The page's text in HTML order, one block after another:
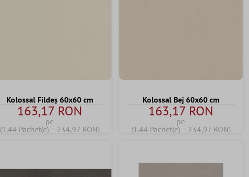
Kolossal Fildeş 60x60 cm
163,17 RON
pe
(1.44 Pachet(e) = 234,97 RON)
Kolossal Bej 60x60 cm
163,17 RON
pe
(1.44 Pachet(e) = 234,97 RON)